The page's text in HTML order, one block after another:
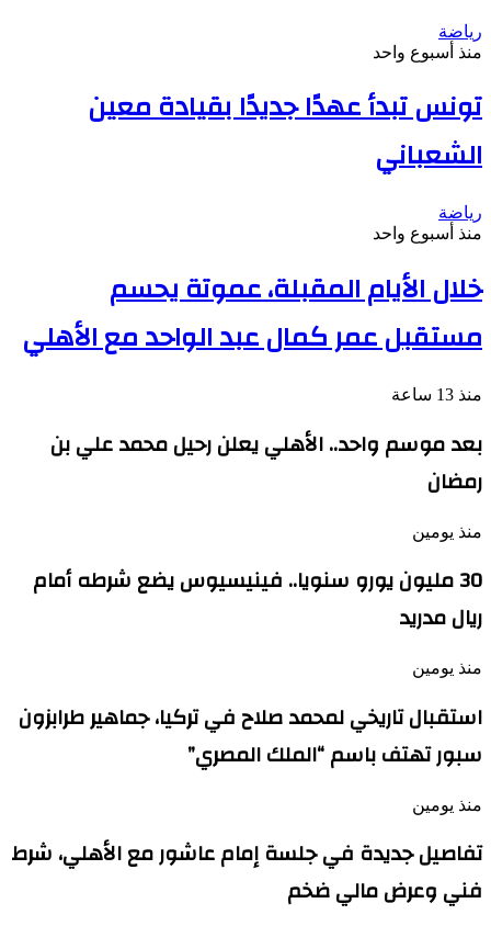
رياضة
منذ أسبوع واحد
تونس تبدأ عهدًا جديدًا بقيادة معين
الشعباني
رياضة
منذ أسبوع واحد
خلال الأيام المقبلة، عموتة يحسم
مستقبل عمر كمال عبد الواحد مع الأهلي
منذ 13 ساعة
بعد موسم واحد.. الأهلي يعلن رحيل محمد علي بن
رمضان
منذ يومين
30 مليون يورو سنويا.. فينيسيوس يضع شرطه أمام
ريال مدريد
منذ يومين
استقبال تاريخي لمحمد صلاح في تركيا، جماهير طرابزون
سبور تهتف باسم “الملك المصري”
منذ يومين
تفاصيل جديدة في جلسة إمام عاشور مع الأهلي، شرط
فني وعرض مالي ضخم